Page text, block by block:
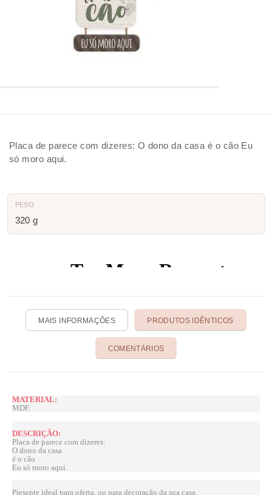
Placa de parece com dizeres: O dono da casa é o cão Eu
só moro aqui.
PESO
320 g
MAIS INFORMAÇÕES PRODUTOS IDÊNTICOS
COMENTÁRIOS
MATERIAL:
MDF.
DESCRIÇÃO:
Placa de parece com dizeres:
O dono da casa
é o cão
Eu só moro aqui.
Presente ideal para oferta, ou para decoração da sua casa.